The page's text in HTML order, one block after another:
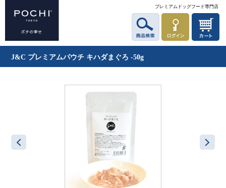
プレミアムドッグフード専門店
J&C プレミアムパウチ キハダまぐろ -50g